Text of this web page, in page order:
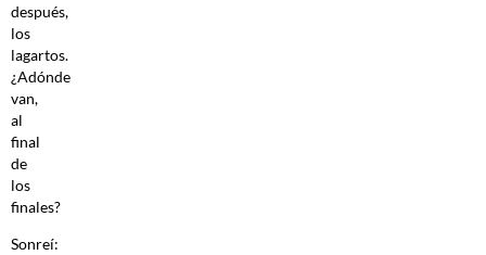
después,
los
lagartos.
¿Adónde
van,
al
final
de
los
finales?
Sonreí: